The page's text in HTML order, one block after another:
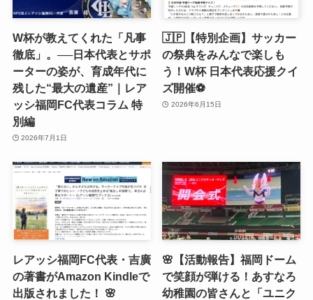
W杯が教えてくれた「凡事
徹底」。──日本代表とサポ
ーターの姿が、育成年代に
残した“最大の遺産”｜レア
ッシ福岡FC代表コラム 特
別編
2026年7月1日
🇯🇵【特別企画】サッカー
の祭典をみんなで楽しも
う！W杯 日本代表応援クイ
ズ開催⚽️
2026年6月15日
レアッシ福岡FC代表・吉廣
の著書がAmazon Kindleで
出版されました！ 🌸
🌸【活動報告】福岡ドーム
で笑顔が弾ける！あすなろ
幼稚園の皆さんと「ユニク